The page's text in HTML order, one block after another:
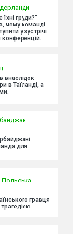
груди?"
чому команді
у зустрічі
конференцій.
внаслідок
в Таїланді, а
для
Польська
гравця